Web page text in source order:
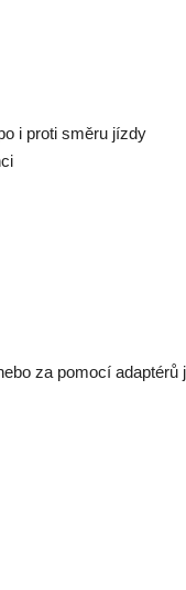
i proti směru jízdy
za pomocí